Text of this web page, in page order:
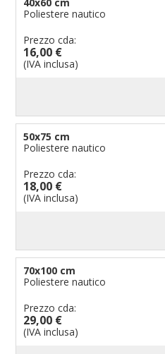
Poliestere nautico
Prezzo cda:
16,00 €
(IVA inclusa)
50x75 cm
Poliestere nautico
Prezzo cda:
18,00 €
(IVA inclusa)
70x100 cm
Poliestere nautico
Prezzo cda:
29,00 €
(IVA inclusa)